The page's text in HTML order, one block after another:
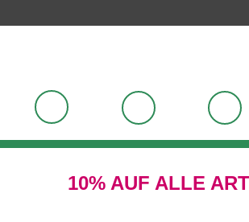
10% AUF ALLE